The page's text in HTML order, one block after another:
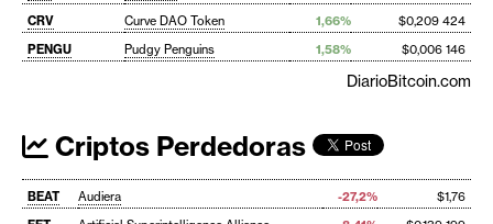
CRV
Curve DAO Token 1,66%
$0,209 424
PENGU
Pudgy Penguins 1,58% $0,006 146
DiarioBitcoin.com
Criptos Perdedoras
BEAT Audiera -27,2%
$1,76